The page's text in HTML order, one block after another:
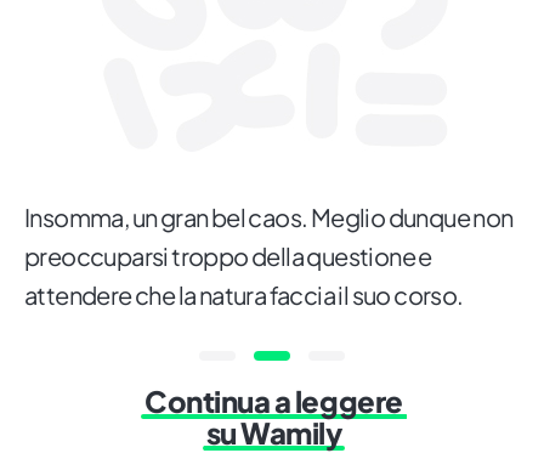
Insomma, un gran bel caos. Meglio dunque non
preoccuparsi troppo della questione e
attendere che la natura faccia il suo corso.
Continua a leggere
su Wamily